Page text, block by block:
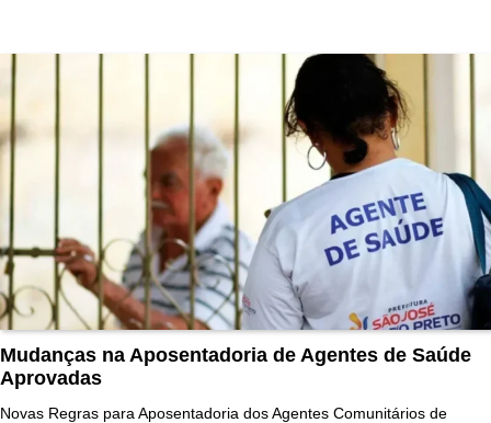
Mudanças na Aposentadoria de Agentes de Saúde
Aprovadas
Novas Regras para Aposentadoria dos Agentes Comunitários de